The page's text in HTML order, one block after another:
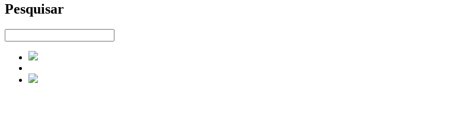
Pesquisar